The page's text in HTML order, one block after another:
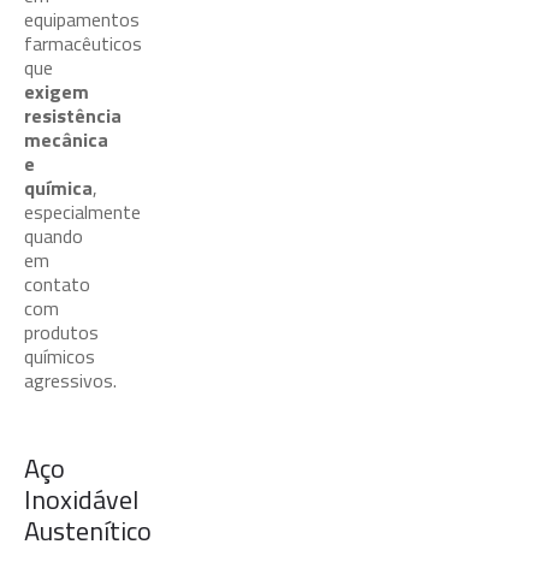
equipamentos
farmacêuticos
que
exigem
resistência
mecânica
e
química,
especialmente
quando
em
contato
com
produtos
químicos
agressivos.
Aço
Inoxidável
Austenítico